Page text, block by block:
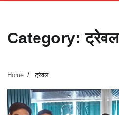
Category:ट्रेवल
Home ट्रेवल